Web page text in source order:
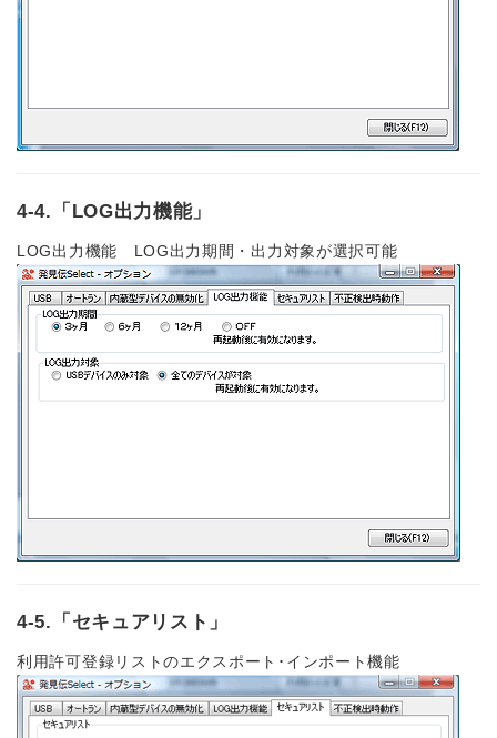
4-4.「LOG出力機能」
LOG出力機能 LOG出力期間・出力対象が選択可能
4-5.「セキュアリスト」
利用許可登録リストのエクスポート･インポート機能